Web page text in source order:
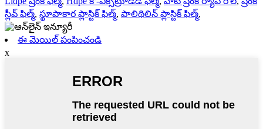
స్లీవ్ ఫిల్మ్, స్థూపాకార ప్లాస్టిక్ ఫిల్మ్, పాలిథిలిన్ ప్లాస్టిక్ ఫిల్మ్,
ఈ మెయిల్ పంపించండి
x